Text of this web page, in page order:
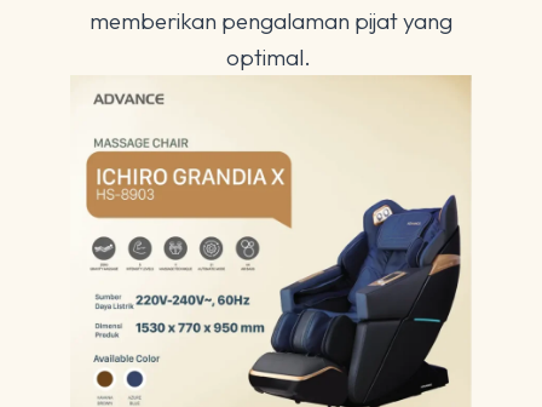
memberikan pengalaman pijat yang
optimal.